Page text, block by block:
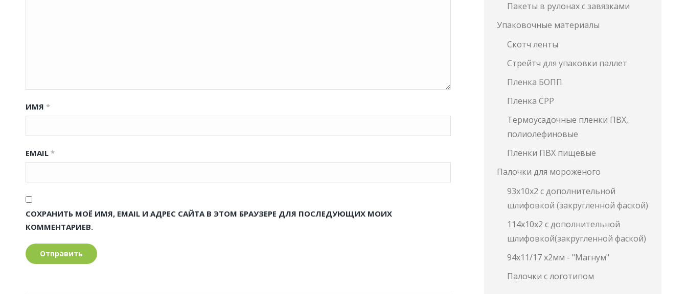
ИМЯ *
EMAIL *
СОХРАНИТЬ МОЁ ИМЯ, EMAIL И АДРЕС САЙТА В ЭТОМ БРАУЗЕРЕ ДЛЯ ПОСЛЕДУЮЩИХ МОИХ
КОММЕНТАРИЕВ.
Пакеты в рулонах с завязками
Упаковочные материалы
Скотч ленты
Стрейтч для упаковки паллет
Пленка БОПП
Пленка СРР
Термоусадочные пленки ПВХ,
полиолефиновые
Пленки ПВХ пищевые
Палочки для мороженого
93х10х2 с дополнительной
шлифовкой (закругленной фаской)
114х10х2 с дополнительной
шлифовкой(закругленной фаской)
94х11/17 х2мм - "Магнум"
Палочки с логотипом